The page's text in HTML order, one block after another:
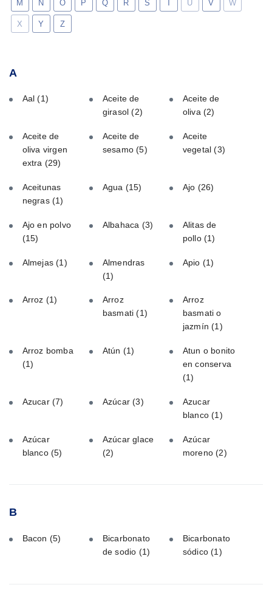
M N O P Q R S U V W
X Y Z
A
Aal(1)
Aceite de
girasol(2)
Aceite de
oliva(2)
Aceite de
oliva virgen
extra (29)
Aceite de
sesamo(5)
Aceite
vegetal(3)
Aceitunas
negras (1)
Agua (15) Ajo (26)
Ajo en polvo
(15)
Albahaca (3)
Alitas de
pollo(1)
Almejas(1)
Almendras
(1)
Apio (1)
Arroz (1)
Arroz
basmati(1)
Arroz
basmati o
jazmín(1)
Arroz bomba
(1)
Atún (1)
Atun o bonito
en conserva
(1)
Azucar (7) Azúcar(3)
Azucar
blanco(1)
Azúcar
blanco (5)
Azúcar glace
(2)
Azúcar
moreno(2)
B
Bacon (5)
Bicarbonato
de sodio (1)
Bicarbonato
sódico(1)